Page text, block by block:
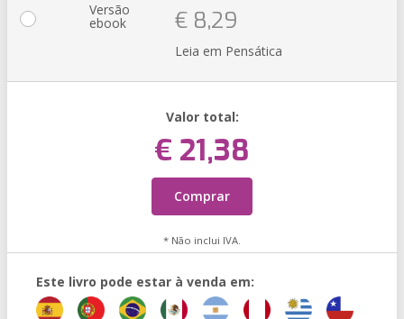
Versão
ebook € 8,29
Leia em Pensática
Valor total:
€ 21,38
Comprar
* Não inclui IVA.
Este livro pode estar à venda em: